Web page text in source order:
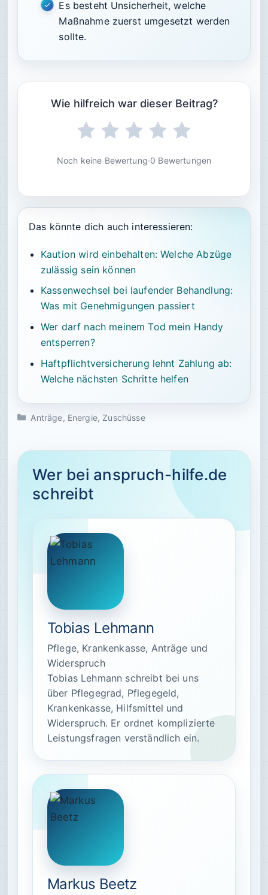
Es besteht Unsicherheit, welche
Maßnahme zuerst umgesetzt werden
sollte.
Wie hilfreich war dieser Beitrag?
Noch keine Bewertung·0 Bewertungen
Das könnte dich auch interessieren:
Kaution wird einbehalten: Welche Abzüge
zulässig sein können
Kassenwechsel bei laufender Behandlung:
Was mit Genehmigungen passiert
Wer darf nach meinem Tod mein Handy
entsperren?
Haftpflichtversicherung lehnt Zahlung ab:
Welche nächsten Schritte helfen
Kategorien
Anträge, Energie,Zuschüsse
Wer bei anspruch-hilfe.de
schreibt
Tobias Lehmann
Pflege, Krankenkasse, Anträge und
Widerspruch
Tobias Lehmann schreibt bei uns
über Pflegegrad, Pflegegeld,
Krankenkasse, Hilfsmittel und
Widerspruch. Er ordnet komplizierte
Leistungsfragen verständlich ein.
Markus Beetz